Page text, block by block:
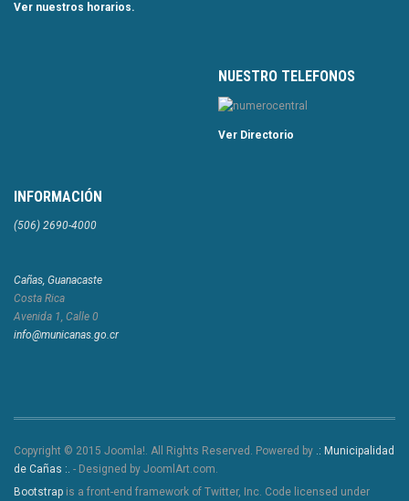
Ver nuestros horarios.
NUESTRO TELEFONOS
Ver Directorio
INFORMACIÓN
(506) 2690-4000
Cañas, Guanacaste
Costa Rica
Avenida 1, Calle 0
info@municanas.go.cr
Copyright © 2015 Joomla!. All Rights Reserved. Powered by .: Municipalidad
de Cañas :. - Designed by JoomlArt.com.
Bootstrap is a front-end framework of Twitter, Inc. Code licensed under